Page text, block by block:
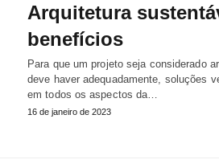
Arquitetura
benefícios
Para que um projeto seja considerado
deve haver adequadamente, soluções
em todos os aspectos da…
16 de janeiro de 2023